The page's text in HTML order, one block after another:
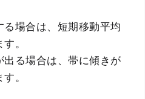
る場合は、短期移動平均
。
出る場合は、帯に傾きが
。